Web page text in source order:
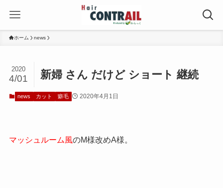
ホーム news
新婦 さん だけど ショート 継続
2020
4/01
news カット 癖毛 2020年4月1日
マッシュルーム風のM様改めA様。